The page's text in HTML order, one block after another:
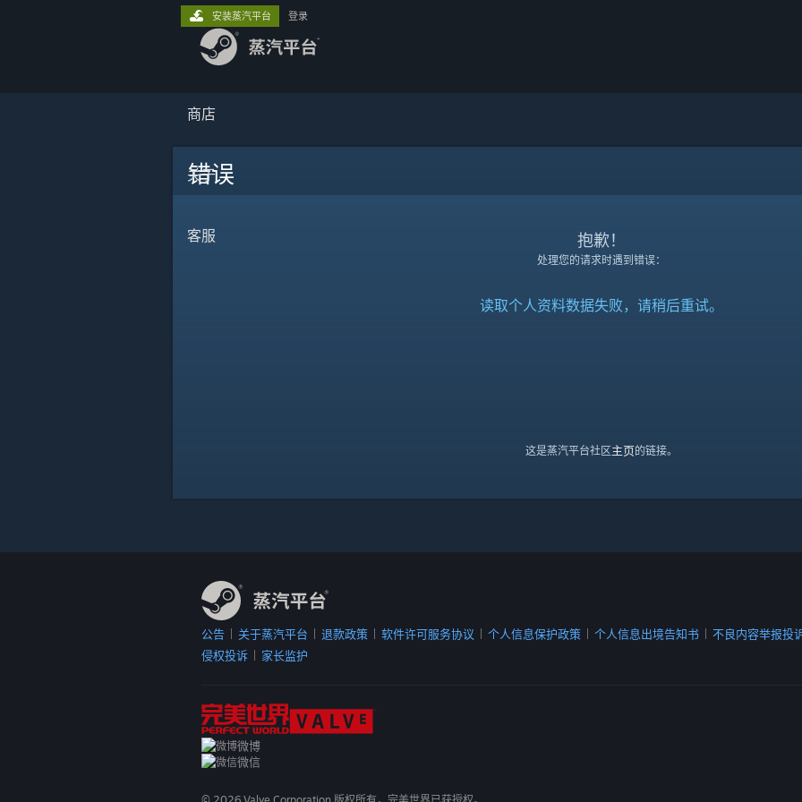
商店
关于
客服
安装蒸汽平台 登录
错误
抱歉！
处理您的请求时遇到错误：
读取个人资料数据失败，请稍后重试。
这是蒸汽平台社区主页的链接。
公告 关于蒸汽平台 退款政策 软件许可服务协议 个人信息保护政策 个人信息出境告知书
不良内容举报投
侵权投诉
家长监护
微博
微信